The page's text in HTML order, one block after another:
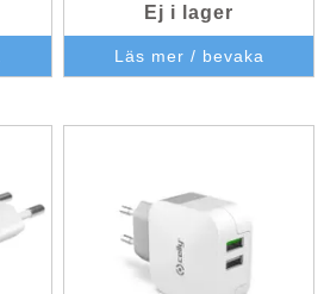
Ej i lager
Läs mer / bevaka